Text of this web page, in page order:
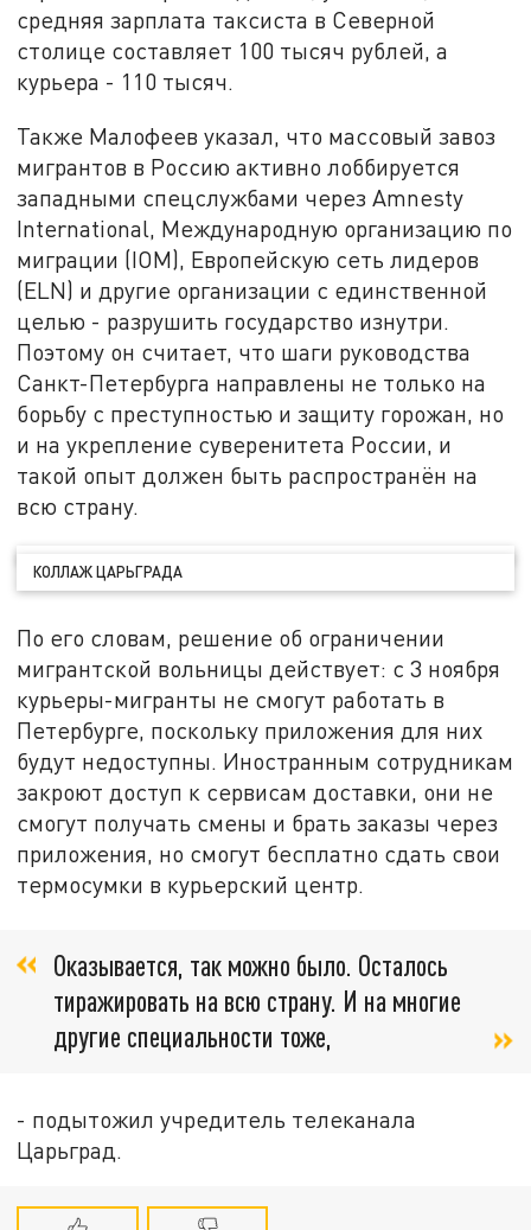
средняя зарплата таксиста в Северной
столице составляет 100 тысяч рублей, а
курьера - 110 тысяч.
Также Малофеев указал, что массовый завоз
мигрантов в Россию активно лоббируется
западными спецслужбами черезAmnesty
International, Международную организацию по
миграции (IOM), Европейскую сеть лидеров
(ELN) и другие организации с единственной
целью - разрушить государство изнутри.
Поэтому он считает, что шаги руководства
Санкт-Петербурга направлены не только на
борьбу с преступностью и защиту горожан, но
и на укрепление суверенитета России, и
такой опыт должен быть распространён на
всю страну.
КОЛЛАЖ ЦАРЬГРАДА
По его словам, решение об ограничении
мигрантской вольницы действует: с 3 ноября
курьеры-мигранты не смогут работать в
Петербурге, поскольку приложения для них
будут недоступны. Иностранным сотрудникам
закроют доступ к сервисам доставки, они не
смогут получать смены и брать заказы через
приложения, но смогут бесплатно сдать свои
термосумки в курьерский центр.
Оказывается, так можно было. Осталось
тиражировать на всю страну. И на многие
другие специальности тоже,
- подытожил учредитель телеканала
Царьград.